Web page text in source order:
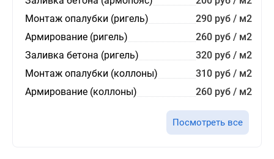
Монтаж опалубки (ригель)
290 руб / м2
Армирование (ригель)
260 руб / м2
Заливка бетона (ригель)
320 руб / м2
Монтаж опалубки (коллоны)
310 руб / м2
Армирование (коллоны)
260 руб / м2
Посмотреть все